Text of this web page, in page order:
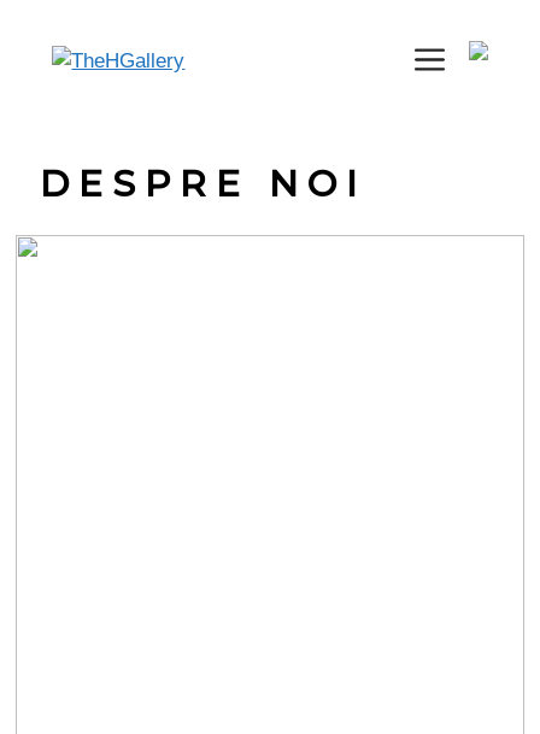
Meniu
DESPRE NOI